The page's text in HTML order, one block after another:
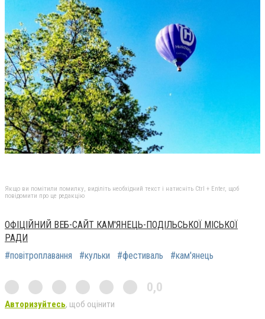
Якщо ви помітили помилку, виділіть необхідний текст і натисніть Ctrl + Enter, щоб
повідомити про це редакцію
ОФІЦІЙНИЙ ВЕБ-САЙТ КАМ'ЯНЕЦЬ-ПОДІЛЬСЬКОЇ МІСЬКОЇ
РАДИ
#повітроплавання
#кульки #фестиваль #кам'янець
0,0
Авторизуйтесь, щоб оцінити